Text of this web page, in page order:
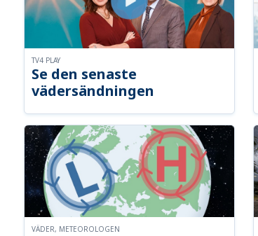
Se den senaste
vädersändningen
TV4 PLAY
VÄDER, METEOROLOGEN